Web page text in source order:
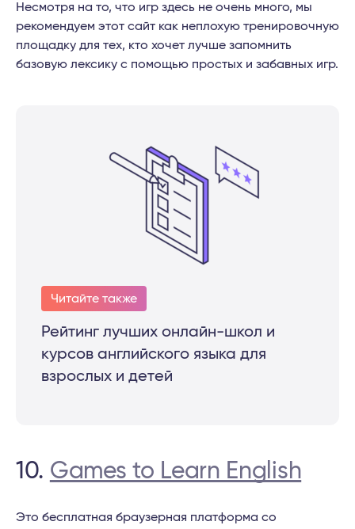
Несмотря на то, что игр здесь не очень много, мы
рекомендуем этот сайт как неплохую тренировочную
площадку для тех, кто хочет лучше запомнить
базовую лексику с помощью простых и забавных игр.
Читайте также
Рейтинг лучших онлайн-школ и
курсов английского языка для
взрослых и детей
10. Games to Learn English
Это бесплатная браузерная платформа со